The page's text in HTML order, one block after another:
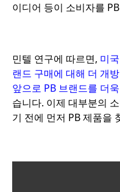
이디어 등이 소비자를
민텔 연구에 따르면, 미
랜드 구매에 대해 더 개
앞으로 PB 브랜드를 더
습니다. 이제 대부분의
기 전에 먼저 PB 제품을